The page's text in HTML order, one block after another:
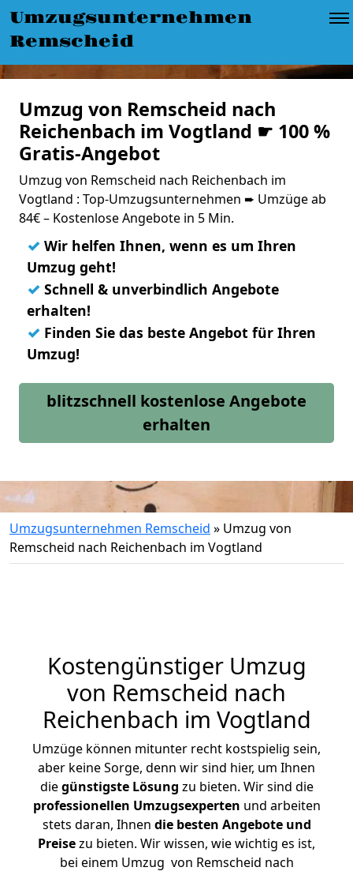
Umzugsunternehmen
Remscheid
Umzug von Remscheid nach
Reichenbach im Vogtland ☛ 100 %
Gratis-Angebot
Umzug von Remscheid nach Reichenbach im
Vogtland : Top-Umzugsunternehmen ➨ Umzüge ab
84€ – Kostenlose Angebote in 5 Min.
✓ Wir helfen Ihnen, wenn es um Ihren
Umzug geht!
✓ Schnell & unverbindlich Angebote
erhalten!
✓ Finden Sie das beste Angebot für Ihren
Umzug!
blitzschnell kostenlose Angebote
erhalten
Umzugsunternehmen Remscheid » Umzug von
Remscheid nach Reichenbach im Vogtland
Kostengünstiger Umzug
von Remscheid nach
Reichenbach im Vogtland
Umzüge können mitunter recht kostspielig sein,
aber keine Sorge, denn wir sind hier, um Ihnen
diegünstigste Lösung zu bieten. Wir sind die
professionellen Umzugsexperten und arbeiten
stets daran, Ihnen die besten Angebote und
Preisezu bieten. Wir wissen, wie wichtig es ist,
bei einem Umzug von Remscheid nach